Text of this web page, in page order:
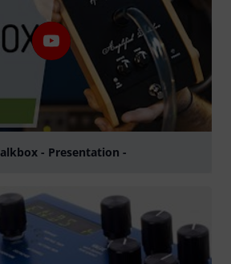
- Presentation -